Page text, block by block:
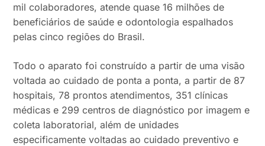
mil colaboradores, atende quase 16 milhões de
beneficiários de saúde e odontologia espalhados
pelas cinco regiões do Brasil.
Todo o aparato foi construído a partir de uma visão
voltada ao cuidado de ponta a ponta, a partir de 87
hospitais, 78 prontos atendimentos, 351 clínicas
médicas e 299 centros de diagnóstico por imagem e
coleta laboratorial, além de unidades
especificamente voltadas ao cuidado preventivo e